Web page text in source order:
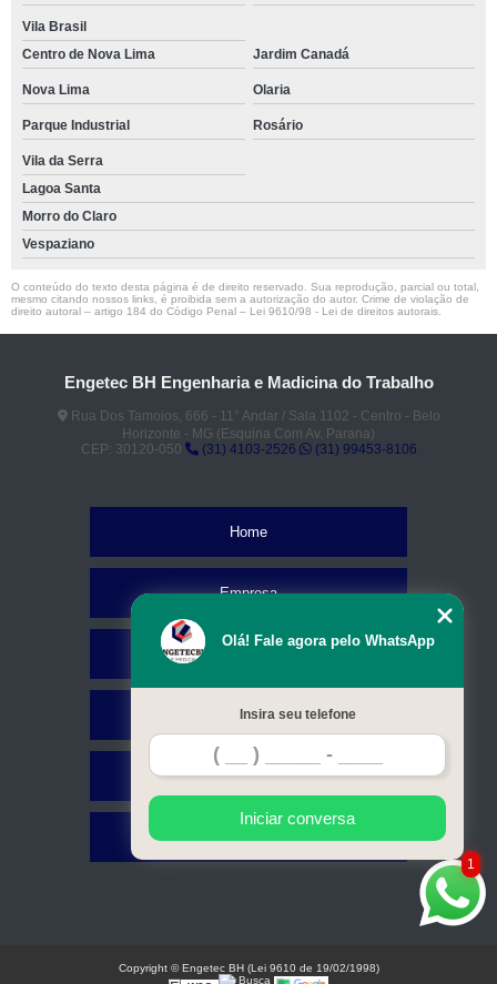
Vila Brasil
Centro de Nova Lima
Jardim Canadá
Nova Lima Olaria
Parque Industrial Rosário
Vila da Serra
Lagoa Santa
Morro do Claro
Vespaziano
O conteúdo do texto desta página é de direito reservado. Sua reprodução, parcial ou total,
mesmo citando nossos links, é proibida sem a autorização do autor. Crime de violação de
direito autoral – artigo 184 do Código Penal – Lei 9610/98 - Lei de direitos autorais
Engetec BH Engenharia e Madicina do Trabalho
Rua Dos Tamoios, 666 - 11° Andar / Sala 1102 - Centro - Belo
Horizonte - MG (Esquina Com Av. Parana)
CEP: 30120-050
(31) 4103-2526 (31) 99453-8106
Home
Empresa
Serviços
Contato
Mapa do site
1
Olá! Fale agora pelo WhatsApp
Insira seu telefone
Iniciar conversa
Copyright © Engetec BH (Lei 9610 de 19/02/1998)